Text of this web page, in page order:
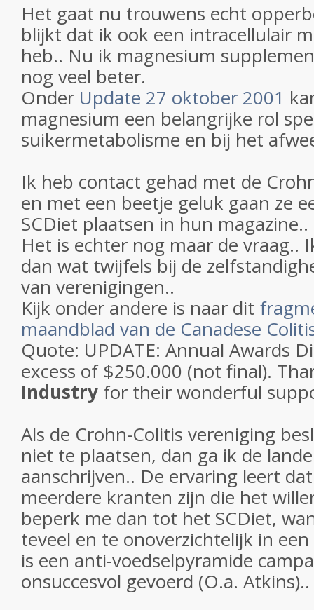
Het gaat nu trouwens echt
blijkt dat ik ook een intracellulair
heb.. Nu ik magnesium
nog veel beter.
Onder Update 27 oktober 2001
magnesium een belangrijke rol
suikermetabolisme en bij het
Ik heb contact gehad met de
en met een beetje geluk gaan ze
SCDiet plaatsen in hun magazine..
Het is echter nog maar de vraag..
dan wat twijfels bij de
van verenigingen..
Kijk onder andere is naar dit
maandblad van de Canadese
Quote: UPDATE: Annual Awards
excess of $250.000 (not final).
Industry for their wonderful
Als de Crohn-Colitis vereniging
niet te plaatsen, dan ga ik de
aanschrijven.. De ervaring leert
meerdere kranten zijn die het
beperk me dan tot het SCDiet,
teveel en te onoverzichtelijk in
is een anti-voedselpyramide
onsuccesvol gevoerd (O.a. Atkins)..